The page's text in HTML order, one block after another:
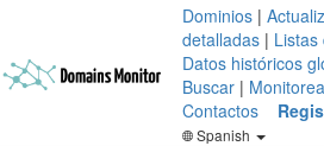
Dominios |
detalladas | Listas
Datos históricos
Buscar |
Contactos
Spanish